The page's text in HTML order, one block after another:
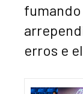
erros e